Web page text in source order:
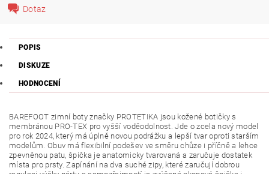
Dotaz
POPIS
DISKUZE
HODNOCENÍ
BAREFOOT zimní boty značky PROTETIKA jsou kožené botičky s
membránou PRO-TEX pro vyšší voděodolnost. Jde o zcela nový model
pro rok 2024, který má úplně novou podrážku a lepší tvar oproti starším
modelům. Obuv má flexibilní podešev ve směru chůze i příčně a lehce
zpevněnou patu, špička je anatomicky tvarovaná a zaručuje dostatek
místa pro prsty. Zapínání na dva suché zipy, které zaručují dobrou